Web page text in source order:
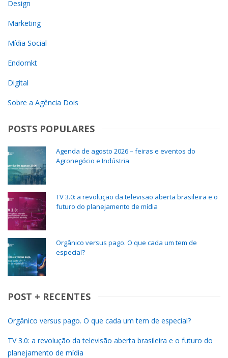
Design
Marketing
Mídia Social
Endomkt
Digital
Sobre a Agência Dois
POSTS POPULARES
Agenda de agosto 2026 – feiras e eventos do
Agronegócio e Indústria
TV 3.0: a revolução da televisão aberta brasileira e o
futuro do planejamento de mídia
Orgânico versus pago. O que cada um tem de
especial?
POST + RECENTES
Orgânico versus pago. O que cada um tem de especial?
TV 3.0: a revolução da televisão aberta brasileira e o futuro do
planejamento de mídia